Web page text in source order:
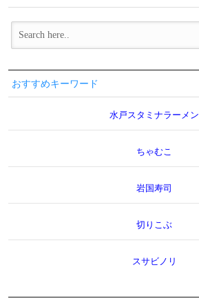
おすすめキーワード
水戸スタミナラーメン
ちゃむこ
岩国寿司
切りこぶ
スサビノリ